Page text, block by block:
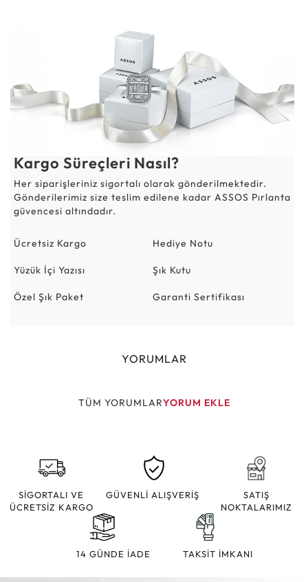
Kargo Süreçleri Nasıl?
Her siparişleriniz sigortalı olarak gönderilmektedir.
Gönderilerimiz size teslim edilene kadar ASSOS Pırlanta
güvencesi altındadır.
Ücretsiz Kargo Hediye Notu
Yüzük İçi Yazısı Şık Kutu
Özel Şık Paket Garanti Sertifikası
YORUMLAR
TÜM YORUMLARYORUM EKLE
SİGORTALI VE
ÜCRETSİZ KARGO
GÜVENLİ ALIŞVERİŞ
SATIŞ
NOKTALARIMIZ
14 GÜNDE İADE TAKSİT İMKANI